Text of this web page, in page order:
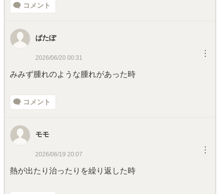
コメント
ぱたぽ
2026/06/20 00:31 ︙
みみず腫れのような腫れがあった時
コメント
モモ
2026/06/19 20:07 ︙
熱が出たり治ったりを繰り返した時